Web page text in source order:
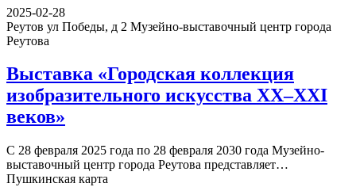
2025-02-28
Реутов ул Победы, д 2 Музейно-выставочный центр города
Реутова
Выставка «Городская коллекция
изобразительного искусства XX–XXI
веков»
С 28 февраля 2025 года по 28 февраля 2030 года Музейно-
выставочный центр города Реутова представляет…
Пушкинская карта